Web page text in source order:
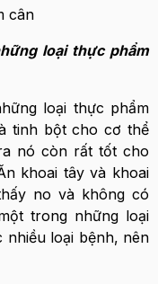
loại thực phẩm
loại thực phẩm
tinh bột cho cơ thể
nó còn rất tốt cho
khoai tây và khoai
no và không có
trong những loại
loại bệnh, nên